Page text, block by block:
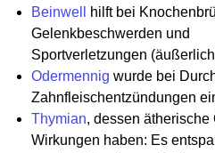
Beinwell
hilft bei
Gelenkbeschwerden und
Sportverletzungen
Odermennig wurde bei
Zahnfleischentzündungen
Thymian, dessen
Wirkungen haben: Es